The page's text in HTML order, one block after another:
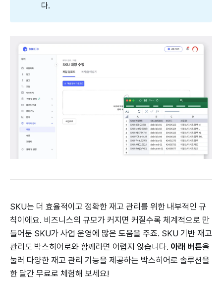
다.
SKU는 더 효율적이고 정확한 재고 관리를 위한 내부적인 규
칙이에요. 비즈니스의 규모가 커지면 커질수록 체계적으로 만
들어둔 SKU가 사업 운영에 많은 도움을 주죠. SKU 기반 재고
관리도 박스히어로와 함께라면 어렵지 않습니다. 아래 버튼을
눌러 다양한 재고 관리 기능을 제공하는 박스히어로 솔루션을
한 달간 무료로 체험해 보세요!